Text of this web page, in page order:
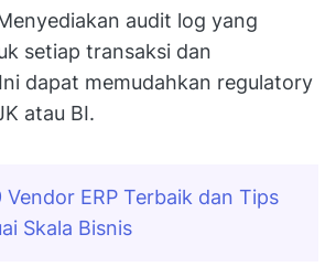
audit log yang
setiap transaksi dan
dapat memudahkan regulatory
atau BI.
Vendor ERP Terbaik dan Tips
Skala Bisnis